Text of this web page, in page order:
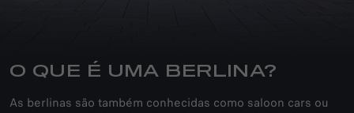
O QUE É UMA BERLINA?
As berlinas são também conhecidas como saloon cars ou